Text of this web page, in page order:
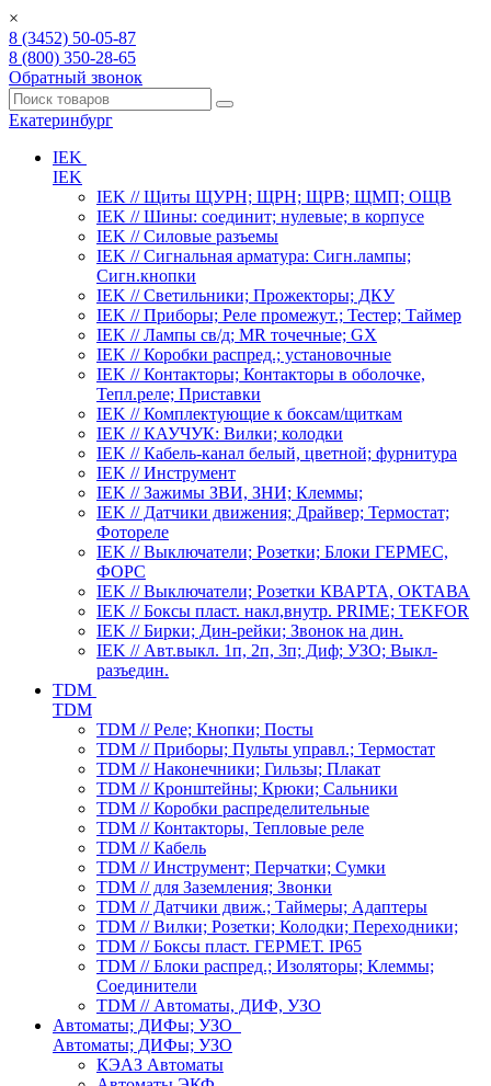
×
8 (3452) 50-05-87
8 (800) 350-28-65
Обратный звонок
Екатеринбург
IEK
IEK
IEK // Щиты ЩУРН; ЩРН; ЩРВ; ЩМП; ОЩВ
IEK // Шины: соединит; нулевые; в корпусе
IEK // Силовые разъемы
IEK // Сигнальная арматура: Сигн.лампы;
Сигн.кнопки
IEK // Светильники; Прожекторы; ДКУ
IEK // Приборы; Реле промежут.; Тестер; Таймер
IEK // Лампы св/д; MR точечные; GX
IEK // Коробки распред.; установочные
IEK // Контакторы; Контакторы в оболочке,
Тепл.реле; Приставки
IEK // Комплектующие к боксам/щиткам
IEK // КАУЧУК: Вилки; колодки
IEK // Кабель-канал белый, цветной; фурнитура
IEK // Инструмент
IEK // Зажимы ЗВИ, ЗНИ; Клеммы;
IEK // Датчики движения; Драйвер; Термостат;
Фотореле
IEK // Выключатели; Розетки; Блоки ГЕРМЕС,
ФОРС
IEK // Выключатели; Розетки КВАРТА, ОКТАВА
IEK // Боксы пласт. накл,внутр. PRIME; TEKFOR
IEK // Бирки; Дин-рейки; Звонок на дин.
IEK // Авт.выкл. 1п, 2п, 3п; Диф; УЗО; Выкл-
разъедин.
TDM
TDM
TDM // Реле; Кнопки; Посты
TDM // Приборы; Пульты управл.; Термостат
TDM // Наконечники; Гильзы; Плакат
TDM // Кронштейны; Крюки; Сальники
TDM // Коробки распределительные
TDM // Контакторы, Тепловые реле
TDM // Кабель
TDM // Инструмент; Перчатки; Сумки
TDM // для Заземления; Звонки
TDM // Датчики движ.; Таймеры; Адаптеры
TDM // Вилки; Розетки; Колодки; Переходники;
TDM // Боксы пласт. ГЕРМЕТ. IP65
TDM // Блоки распред.; Изоляторы; Клеммы;
Соединители
TDM // Автоматы, ДИФ, УЗО
Автоматы; ДИФы; УЗО
Автоматы; ДИФы; УЗО
КЭАЗ Автоматы